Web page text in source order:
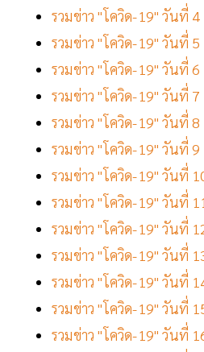
รวมข่าว "โควิด-19" วันที่
รวมข่าว "โควิด-19" วันที่
รวมข่าว "โควิด-19" วันที่
รวมข่าว "โควิด-19" วันที่
รวมข่าว "โควิด-19" วันที่
รวมข่าว "โควิด-19" วันที่
รวมข่าว "โควิด-19" วันที่
รวมข่าว "โควิด-19" วันที่
รวมข่าว "โควิด-19" วันที่
รวมข่าว "โควิด-19" วันที่
รวมข่าว "โควิด-19" วันที่
รวมข่าว "โควิด-19" วันที่
รวมข่าว "โควิด-19" วันที่